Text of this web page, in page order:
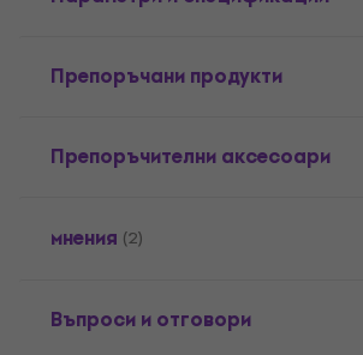
Препоръчани продукти
Препоръчителни аксесоари
мнения (2)
Въпроси и отговори